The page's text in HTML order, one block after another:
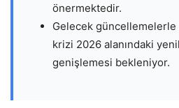
önermektedir.
Gelecek
krizi 2026 alanındaki
genişlemesi bekleniyor.